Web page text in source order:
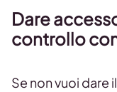
Dare
controllo
Se non vuoi